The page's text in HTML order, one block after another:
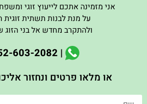
אני מזמינה אתכם לייעוץ זוגי
על מנת לבנות תשתית זוגית
ולהתקרב מחדש אל בני הזוג
| 052-603-2082
או מלאו פרטים ונחזור